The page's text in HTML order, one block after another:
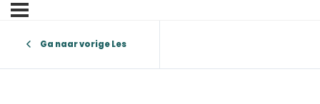
Ga naar vorige Les